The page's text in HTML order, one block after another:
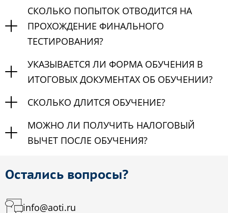
СКОЛЬКО ПОПЫТОК ОТВОДИТСЯ НА
ПРОХОЖДЕНИЕ ФИНАЛЬНОГО
ТЕСТИРОВАНИЯ?
УКАЗЫВАЕТСЯ ЛИ ФОРМА ОБУЧЕНИЯ В
ИТОГОВЫХ ДОКУМЕНТАХ ОБ ОБУЧЕНИИ?
СКОЛЬКО ДЛИТСЯ ОБУЧЕНИЕ?
МОЖНО ЛИ ПОЛУЧИТЬ НАЛОГОВЫЙ
ВЫЧЕТ ПОСЛЕ ОБУЧЕНИЯ?
Остались вопросы?
info@aoti.ru